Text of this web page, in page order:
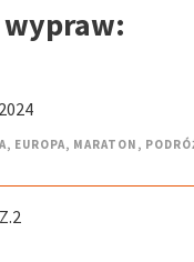
wypraw:
, EUROPA, MARATON ,